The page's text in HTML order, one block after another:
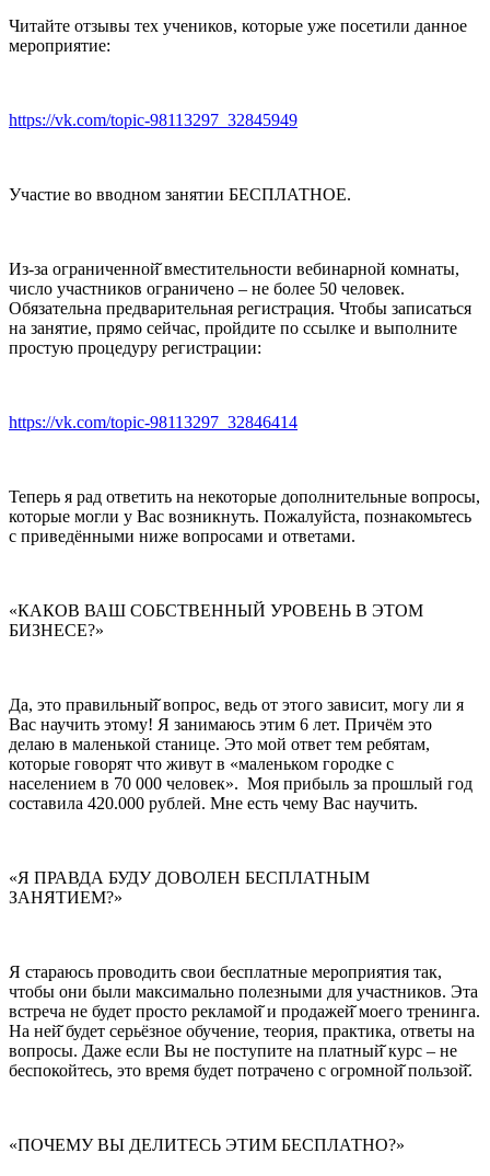
Читайте отзывы тех учеников, которые уже посетили данное
мероприятие:
https://vk.com/topic-98113297_32845949
Участие во вводном занятии БЕСПЛАТНОЕ.
Из-за ограниченной̆ вместительности вебинарной комнаты,
число участников ограничено – не более 50 человек.
Обязательна предварительная регистрация. Чтобы записаться
на занятие, прямо сейчас, пройдите по ссылке и выполните
простую процедуру регистрации:
https://vk.com/topic-98113297_32846414
Теперь я рад ответить на некоторые дополнительные вопросы,
которые могли у Вас возникнуть. Пожалуйста, познакомьтесь
с приведёнными ниже вопросами и ответами.
«КАКОВ ВАШ СОБСТВЕННЫЙ УРОВЕНЬ В ЭТОМ
БИЗНЕСЕ?»
Да, это правильный̆ вопрос, ведь от этого зависит, могу ли я
Вас научить этому! Я занимаюсь этим 6 лет. Причём это
делаю в маленькой станице. Это мой ответ тем ребятам,
которые говорят что живут в «маленьком городке с
населением в 70 000 человек». Моя прибыль за прошлый год
составила 420.000 рублей. Мне есть чему Вас научить.
«Я ПРАВДА БУДУ ДОВОЛЕН БЕСПЛАТНЫМ
ЗАНЯТИЕМ?»
Я стараюсь проводить свои бесплатные мероприятия так,
чтобы они были максимально полезными для участников. Эта
встреча не будет просто рекламой̆ и продажей̆ моего тренинга.
На ней̆ будет серьёзное обучение, теория, практика, ответы на
вопросы. Даже если Вы не поступите на платный̆ курс – не
беспокойтесь, это время будет потрачено с огромной̆ пользой̆.
«ПОЧЕМУ ВЫ ДЕЛИТЕСЬ ЭТИМ БЕСПЛАТНО?»